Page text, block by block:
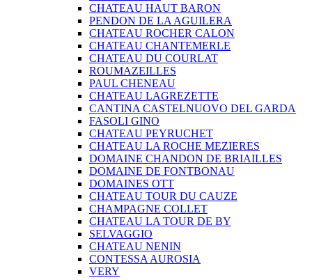
CHATEAU HAUT BARON
PENDON DE LA AGUILERA
CHATEAU ROCHER CALON
CHATEAU CHANTEMERLE
CHATEAU DU COURLAT
ROUMAZEILLES
PAUL CHENEAU
CHATEAU LAGREZETTE
CANTINA CASTELNUOVO DEL GARDA
FASOLI GINO
CHATEAU PEYRUCHET
CHATEAU LA ROCHE MEZIERES
DOMAINE CHANDON DE BRIAILLES
DOMAINE DE FONTBONAU
DOMAINES OTT
CHATEAU TOUR DU CAUZE
CHAMPAGNE COLLET
CHATEAU LA TOUR DE BY
SELVAGGIO
CHATEAU NENIN
CONTESSA AUROSIA
VERY